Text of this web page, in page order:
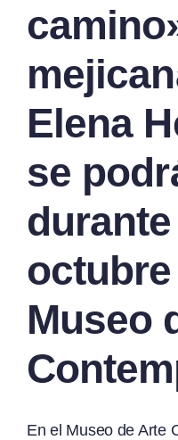
Elena
se
Museo
En el Museo de Arte